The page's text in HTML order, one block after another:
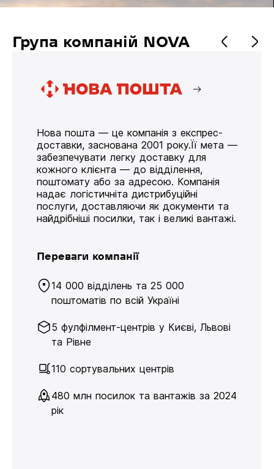
Група компаній NOVA
Нова пошта — це компанія з експрес-
доставки, заснована 2001 року.Її мета —
забезпечувати легку доставку для
кожного клієнта — до відділення,
поштомату або за адресою. Компанія
надає логістичніта дистрибуційні
послуги, доставляючи як документи та
найдрібніші посилки, так і великі вантажі.
Переваги компанії
14 000 відділень та 25 000
поштоматів по всій Україні
5 фулфілмент-центрів у Києві, Львові
та Рівне
110 сортувальних центрів
480 млн посилок та вантажів за 2024
рік